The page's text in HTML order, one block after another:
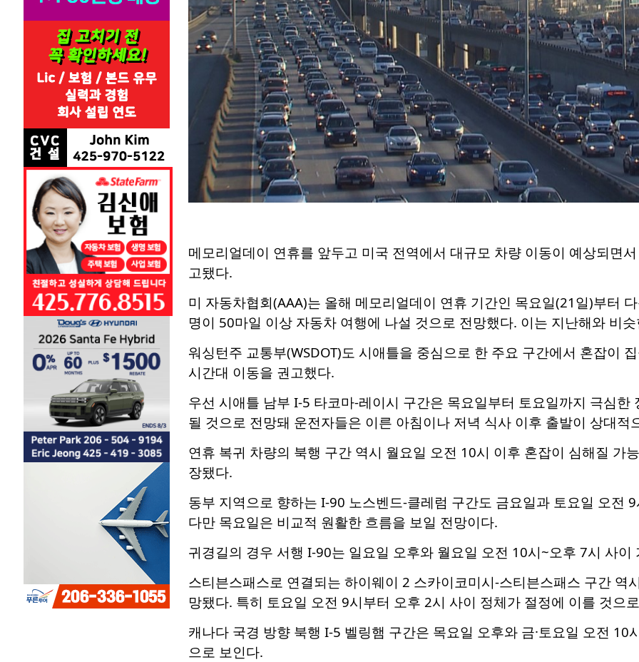
메모리얼데이 연휴를 앞두고 미국 전역에서 대규모 차량 이동이 예상되면
고됐다.
미 자동차협회(AAA)는 올해 메모리얼데이 연휴 기간인 목요일(21일)부터
명이 50마일 이상 자동차 여행에 나설 것으로 전망했다. 이는 지난해와 비
워싱턴주 교통부(WSDOT)도 시애틀을 중심으로 한 주요 구간에서 혼잡이
시간대 이동을 권고했다.
우선 시애틀 남부 I-5 타코마-레이시 구간은 목요일부터 토요일까지 극심
될 것으로 전망돼 운전자들은 이른 아침이나 저녁 식사 이후 출발이 상대적
연휴 복귀 차량의 북행 구간 역시 월요일 오전 10시 이후 혼잡이 심해질 가
장됐다.
동부 지역으로 향하는 I-90 노스벤드-클레럼 구간도 금요일과 토요일 오전
다만 목요일은 비교적 원활한 흐름을 보일 전망이다.
귀경길의 경우 서행 I-90는 일요일 오후와 월요일 오전 10시~오후 7시 사이
스티븐스패스로 연결되는 하이웨이 2 스카이코미시-스티븐스패스 구간 역
망됐다. 특히 토요일 오전 9시부터 오후 2시 사이 정체가 절정에 이를 것으
캐나다 국경 방향 북행 I-5 벨링햄 구간은 목요일 오후와 금·토요일 오전
으로 보인다.